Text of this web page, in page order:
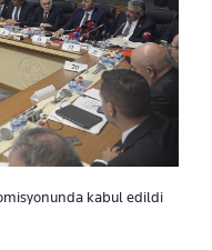
kabul edildi